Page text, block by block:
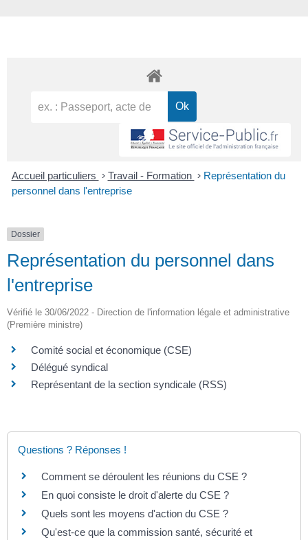
Accueil particuliers > Travail - Formation > Représentation du
personnel dans l'entreprise
Dossier
Représentation du personnel dans
l'entreprise
Vérifié le 30/06/2022 - Direction de l'information légale et administrative
(Première ministre)
Comité social et économique (CSE)
Délégué syndical
Représentant de la section syndicale (RSS)
Questions ? Réponses !
Comment se déroulent les réunions du CSE ?
En quoi consiste le droit d'alerte du CSE ?
Quels sont les moyens d'action du CSE ?
Qu'est-ce que la commission santé, sécurité et